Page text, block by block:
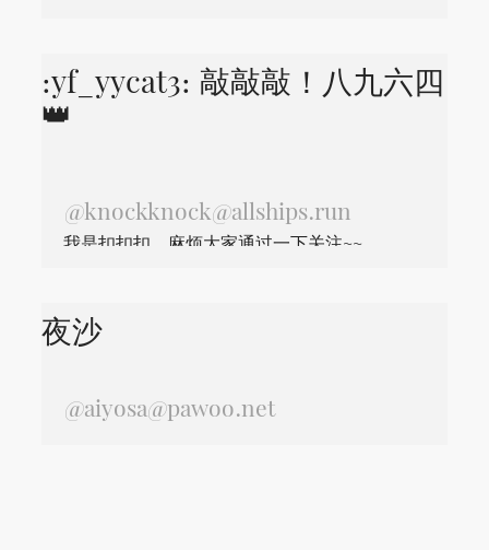
:yf_yycat3: 敲敲敲！八九六四
👑
@knockknock@allships.run
我是扣扣扣，麻烦大家通过一下关注~~
夜沙
@aiyosa@pawoo.net